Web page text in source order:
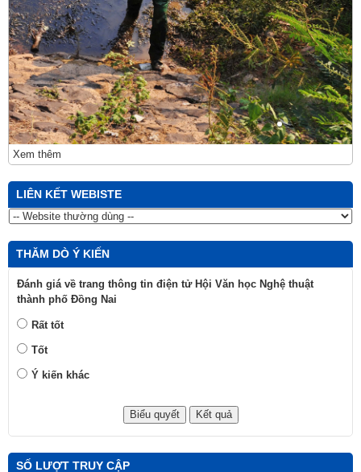
Xem thêm
LIÊN KẾT WEBISTE
THĂM DÒ Ý KIẾN
Đánh giá về trang thông tin điện tử Hội Văn học Nghệ thuật
thành phố Đồng Nai
Rất tốt
Tốt
Ý kiến khác
SỐ LƯỢT TRUY CẬP